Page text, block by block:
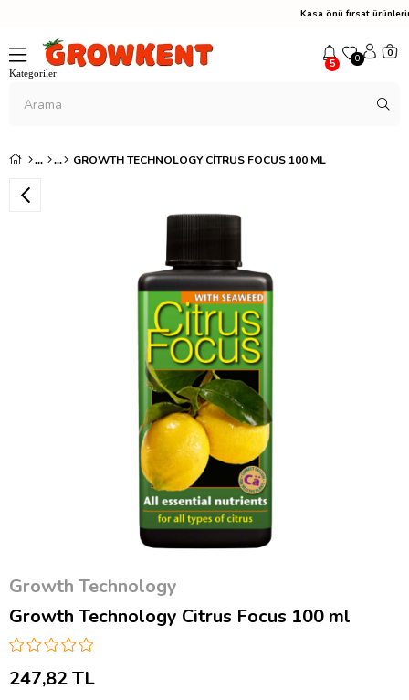
Kasa önü fırsat
5 0 0
GROWTH TECHNOLOGY CITRUS FOCUS 100 ML
Growth Technology
Growth Technology Citrus Focus 100 ml
247,82 TL